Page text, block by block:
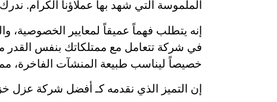
الملموسة التي شهد بها عملاؤنا الكرام.
إنه يتطلب فهماً عميقاً لمعايير الخصوصية،
في شركة تتعامل مع ممتلكاتك بنفس القدر من
خصيصاً ليناسب طبيعة المنشآت الفاخرة،
إن التميز الذي نقدمه كـ أفضل شركة عزل